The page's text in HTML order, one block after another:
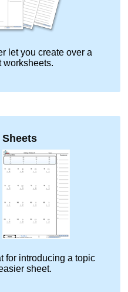
let you create over a
worksheets.
for introducing a topic
sheet.